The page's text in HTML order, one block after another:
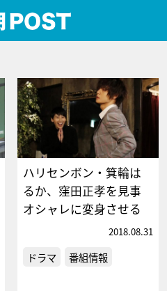
ハリセンボン・箕輪は
るか、窪田正孝を見事
オシャレに変身させる
2018.08.31
ドラマ 番組情報